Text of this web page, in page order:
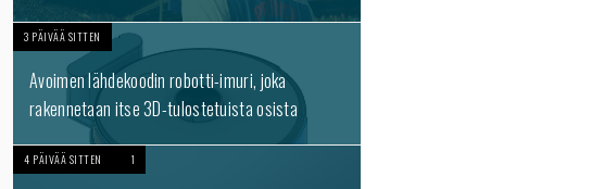
3 PÄIVÄÄ SITTEN
Avoimen lähdekoodin robotti-imuri, joka
rakennetaan itse 3D-tulostetuista osista
4 PÄIVÄÄ SITTEN 1